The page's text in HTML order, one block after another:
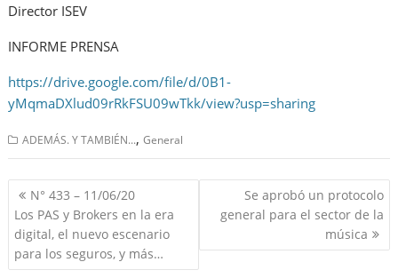
Director ISEV
INFORME PRENSA
https://drive.google.com/file/d/0B1-
yMqmaDXlud09rRkFSU09wTkk/view?usp=sharing
ADEMÁS. Y TAMBIÉN...,General
Navegación
de
entradas
N° 433 – 11/06/20
Los PAS y Brokers en la era
digital, el nuevo escenario
para los seguros, y más…
Se aprobó un protocolo
general para el sector de la
música